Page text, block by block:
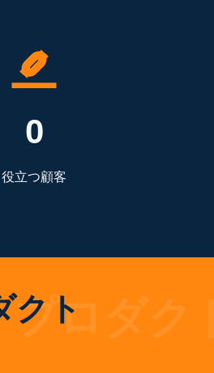
0
役立つ顧客
クト